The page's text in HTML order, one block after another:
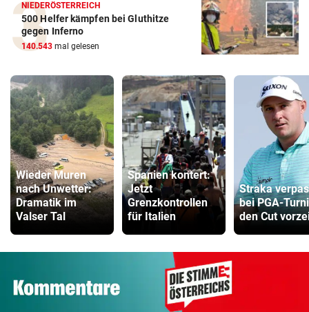
NIEDERÖSTERREICH
500 Helfer kämpfen bei Gluthitze
gegen Inferno
140.543 mal gelesen
Wieder Muren
nach Unwetter:
Dramatik im
Valser Tal
Spanien kontert:
Jetzt
Grenzkontrollen
für Italien
Straka
bei PGA-
den Cut